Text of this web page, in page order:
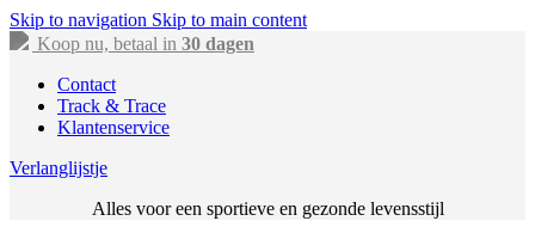
Skip to navigation Skip to main content
Koop nu, betaal in 30 dagen
Contact
Track & Trace
Klantenservice
Verlanglijstje
Alles voor een sportieve en gezonde levensstijl